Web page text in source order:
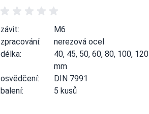
závit:
M6
zpracování:
nerezová ocel
délka:
40, 45, 50, 60, 80, 100, 120
mm
osvědčení:
DIN 7991
balení:
5 kusů